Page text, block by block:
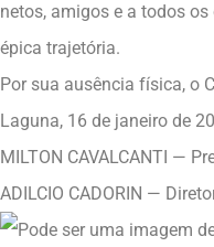
netos, amigos e a todos
épica trajetória.
Por sua ausência física, o
Laguna, 16 de janeiro de
MILTON CAVALCANTI —
ADILCIO CADORIN —